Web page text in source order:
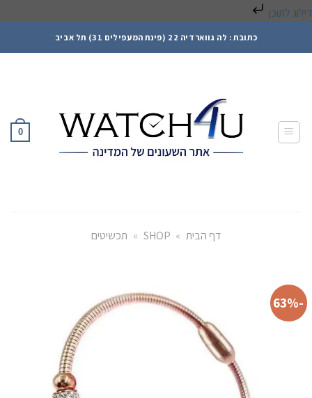
דילוג לתוכן
כתובת : לה גווארדיה 22 (פינת המעפילים 31) תל אביב
0
דף הבית »
SHOP
» תכשיטים
-63%